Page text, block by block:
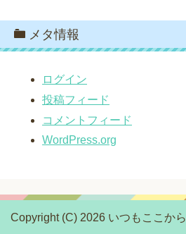
メタ情報
ログイン
投稿フィード
コメントフィード
WordPress.org
Copyright (C) 2026 いつもここから